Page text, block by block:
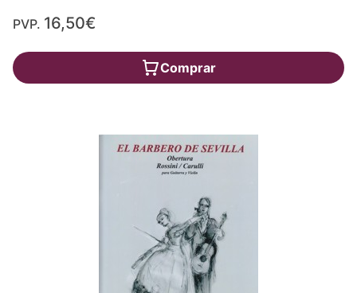
PVP. 16,50€
Comprar